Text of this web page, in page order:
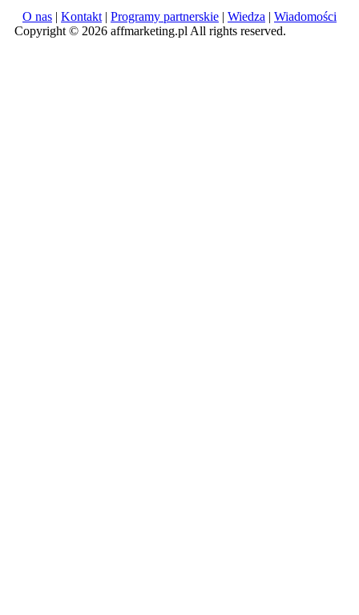
O nas | Kontakt| Programy partnerskie | Wiedza | Wiadomości
Copyright © 2026 affmarketing.pl All rights reserved.